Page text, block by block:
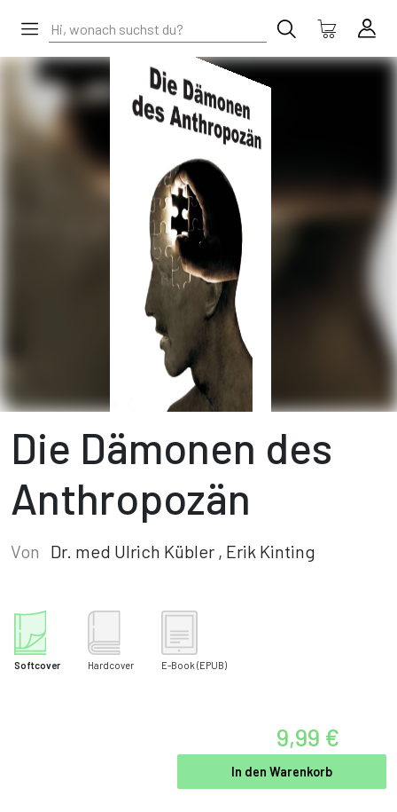
Die Dämonen des
Anthropozän
Von Dr. med Ulrich Kübler , Erik Kinting
Softcover Hardcover E-Book (EPUB)
9,99 €
In den Warenkorb